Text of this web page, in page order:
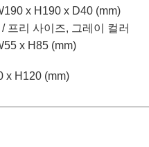
x H190 x D40 (mm)
/ 프리 사이즈, 그레이 컬러
x H85 (mm)
x H120 (mm)